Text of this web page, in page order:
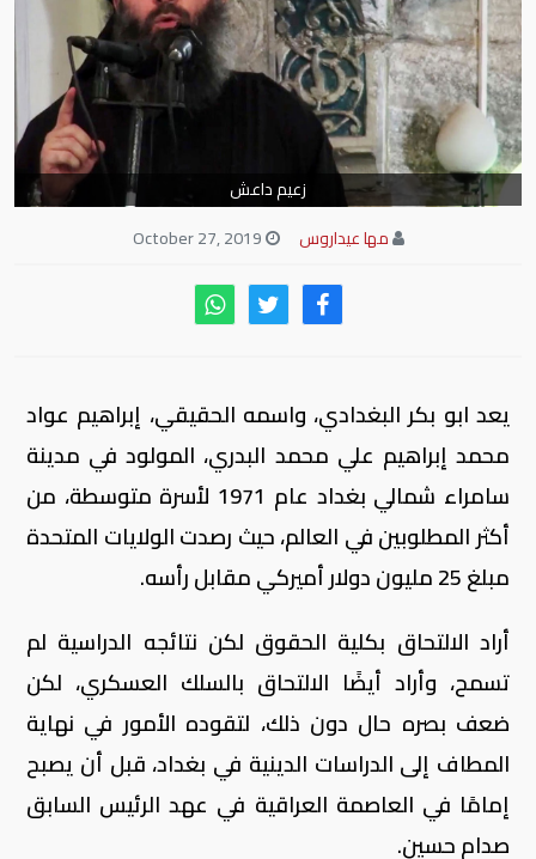
زعيم داعش
مها عيداروس
يعد ابو بكر البغدادي، واسمه الحقيقي، إبراهيم عواد
محمد إبراهيم علي محمد البدري، المولود في مدينة
سامراء شمالي بغداد عام 1971 لأسرة متوسطة، من
أكثر المطلوبين في العالم، حيث رصدت الولايات المتحدة
مبلغ 25 مليون دولار أميركي مقابل رأسه
.
أراد الالتحاق بكلية الحقوق لكن نتائجه الدراسية لم
تسمح، وأراد أيضًا الالتحاق بالسلك العسكري، لكن
ضعف بصره حال دون ذلك، لتقوده الأمور في نهاية
المطاف إلى الدراسات الدينية في بغداد، قبل أن يصبح
إمامًا في العاصمة العراقية في عهد الرئيس السابق
صدام حسين.